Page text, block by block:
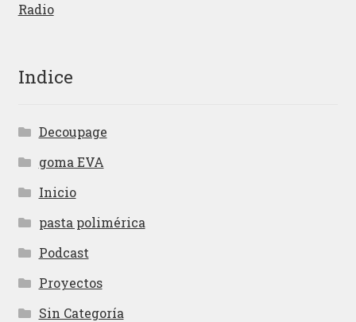
Radio
Indice
Decoupage
goma EVA
Inicio
pasta polimérica
Podcast
Proyectos
Sin Categoría